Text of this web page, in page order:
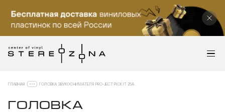
ГЛАВНАЯ ГОЛОВКА ЗВУКОСНИМАТЕЛЯ PRO-JECT PICK IT 25A
ГОЛОВКА